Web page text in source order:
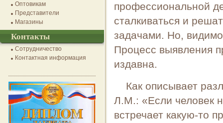
профессиональной
сталкиваться и
задачами. Но,
Процесс выявления
издавна.
Как описывает
Л.М.: «Если человек
встречает какую-то
Оптовикам
Представители
Магазины
Контакты
Сотрудничество
Контактная информация